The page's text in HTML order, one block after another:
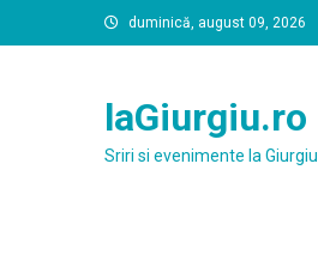
to
duminică, august 09, 2026
laGiurgiu.ro
Sriri si evenimente la Giurgiu